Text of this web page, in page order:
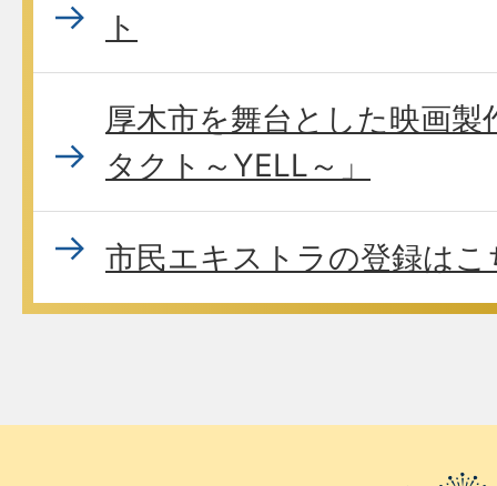
ト
厚木市を舞台とした映画
タクト～YELL～」
市民エキストラの登録はこ